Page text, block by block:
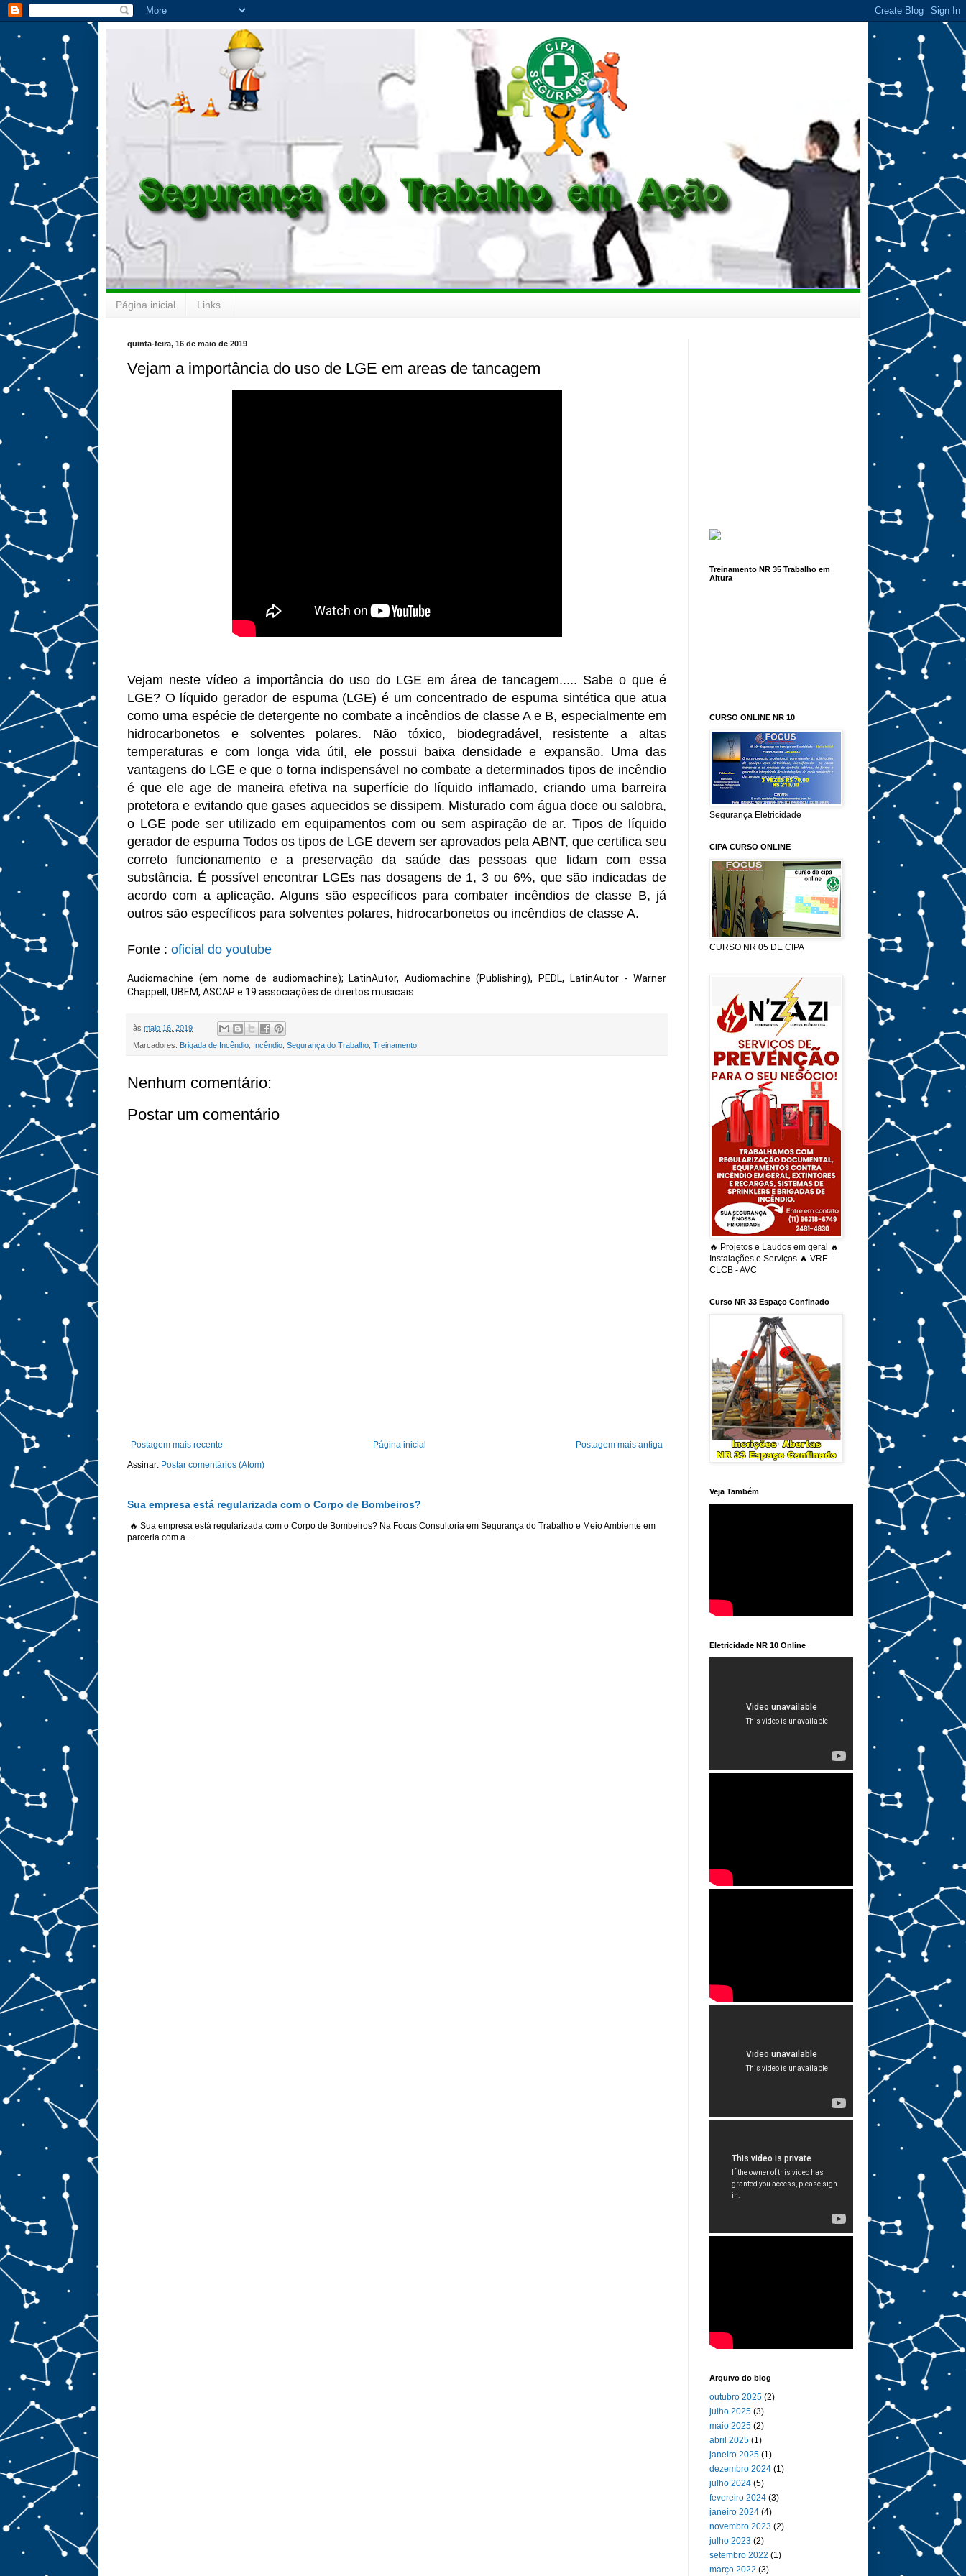
Página inicial Links
quinta-feira, 16 de maio de 2019
Vejam a importância do uso de LGE em areas de tancagem
Vejam neste vídeo a importância do uso do LGE em área de tancagem..... Sabe o que é
LGE? O líquido gerador de espuma (LGE) é um concentrado de espuma sintética que atua
como uma espécie de detergente no combate a incêndios de classe A e B, especialmente em
hidrocarbonetos e solventes polares. Não tóxico, biodegradável, resistente a altas
temperaturas e com longa vida útil, ele possui baixa densidade e expansão. Uma das
vantagens do LGE e que o torna indispensável no combate a determinados tipos de incêndio
é que ele age de maneira efetiva na superfície do líquido inflamado, criando uma barreira
protetora e evitando que gases aquecidos se dissipem. Misturado com água doce ou salobra,
o LGE pode ser utilizado em equipamentos com ou sem aspiração de ar. Tipos de líquido
gerador de espuma Todos os tipos de LGE devem ser aprovados pela ABNT, que certifica seu
correto funcionamento e a preservação da saúde das pessoas que lidam com essa
substância. É possível encontrar LGEs nas dosagens de 1, 3 ou 6%, que são indicadas de
acordo com a aplicação. Alguns são específicos para combater incêndios de classe B, já
outros são específicos para solventes polares, hidrocarbonetos ou incêndios de classe A.
Fonte : oficial do youtube
Audiomachine (em nome de audiomachine); LatinAutor, Audiomachine (Publishing), PEDL, LatinAutor - Warner
Chappell, UBEM, ASCAP e 19 associações de direitos musicais
às maio 16, 2019
Marcadores: Brigada de Incêndio Incêndio Segurança do Trabalho Treinamento
Nenhum comentário:
Postar um comentário
Postagem mais recente Postagem mais antiga
Página inicial
Assinar: Postar comentários (Atom)
Sua empresa está regularizada com o Corpo de Bombeiros?
🔥 Sua empresa está regularizada com o Corpo de Bombeiros? Na Focus Consultoria em Segurança do Trabalho e Meio Ambiente em
parceria com a...
Treinamento NR 35 Trabalho em
Altura
CURSO ONLINE NR 10
Segurança Eletricidade
CIPA CURSO ONLINE
CURSO NR 05 DE CIPA
🔥 Projetos e Laudos em geral 🔥
Instalações e Serviços 🔥 VRE -
CLCB - AVC
Curso NR 33 Espaço Confinado
Veja Também
Eletricidade NR 10 Online
Arquivo do blog
outubro 2025 (2)
julho 2025 (3)
maio 2025 (2)
abril 2025 (1)
janeiro 2025 (1)
dezembro 2024 (1)
julho 2024 (5)
fevereiro 2024 (3)
janeiro 2024 (4)
novembro 2023 (2)
julho 2023 (2)
setembro 2022 (1)
março 2022 (3)